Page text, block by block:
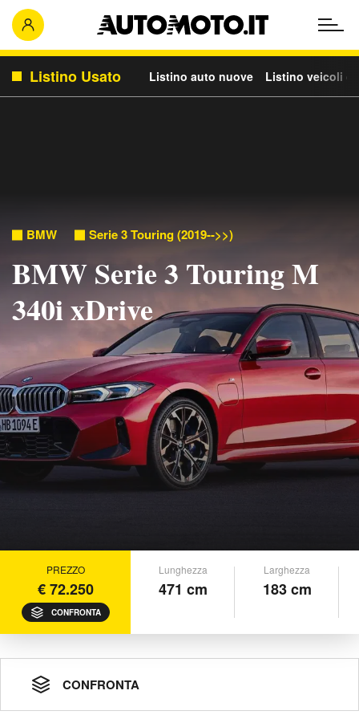
Listino Usato Listino auto nuove Listino veicoli
BMW Serie 3 Touring (2019-->>)
BMW Serie 3 Touring M
340i xDrive
PREZZO
€ 72.250
CONFRONTA
Lunghezza
471 cm
Larghezza
183 cm
CONFRONTA